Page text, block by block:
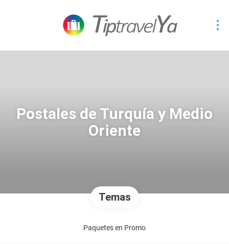
Postales de Turquía y Medio
Oriente
Temas
Paquetes en Promo